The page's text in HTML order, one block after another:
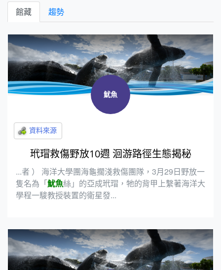
館藏 趨勢
魷魚
玳瑁救傷野放10週 洄游路徑生態揭秘
...者 ） 海洋大學團海龜擱淺救傷團隊，3月29日野放一
隻名為「魷魚絲」的亞成玳瑁，牠的背甲上繫著海洋大
學程一駿教授裝置的衛星發...